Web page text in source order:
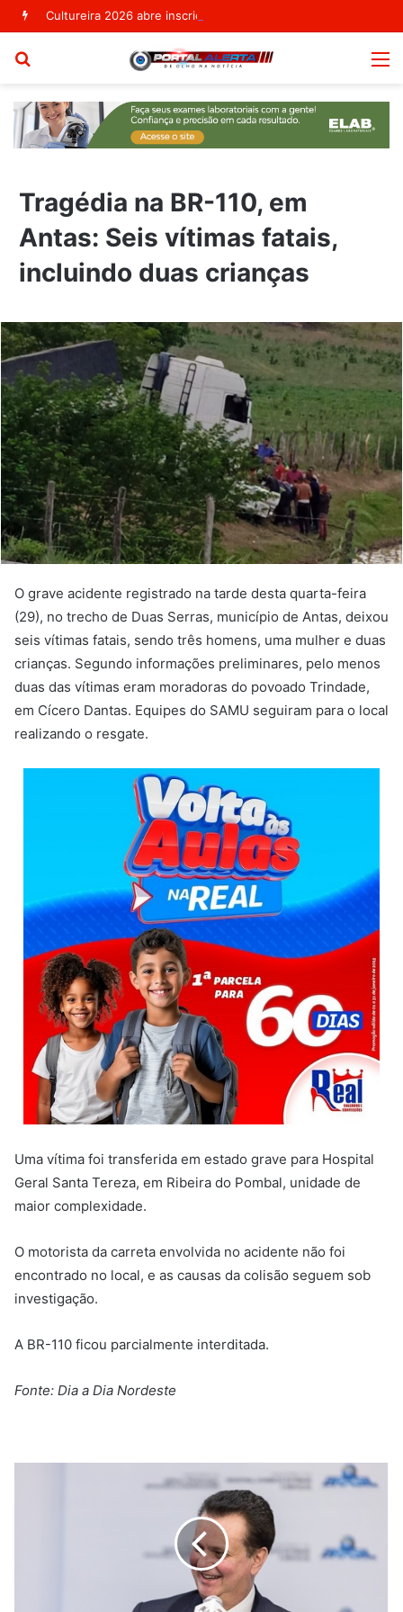
Tragédia na BR-110, em
Antas: Seis vítimas fatais,
incluindo duas crianças
O grave acidente registrado na tarde desta quarta-feira
(29), no trecho de Duas Serras, município de Antas, deixou
seis vítimas fatais, sendo três homens, uma mulher e duas
crianças. Segundo informações preliminares, pelo menos
duas das vítimas eram moradoras do povoado Trindade,
em Cícero Dantas. Equipes do SAMU seguiram para o local
realizando o resgate.
Uma vítima foi transferida em estado grave para Hospital
Geral Santa Tereza, em Ribeira do Pombal, unidade de
maior complexidade.
O motorista da carreta envolvida no acidente não foi
encontrado no local, e as causas da colisão seguem sob
investigação.
A BR-110 ficou parcialmente interditada.
Fonte: Dia a Dia Nordeste